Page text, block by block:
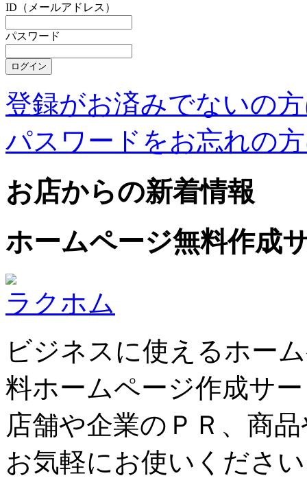
ID（メールアドレス）
パスワード
登録がお済みでないの
パスワードをお忘れの
お店からの新着情報
ホームページ無料作成
ラクホム
ビジネスに使えるホー
料ホームページ作成サ
店舗や企業のＰＲ、商
お気軽にお使いくださ